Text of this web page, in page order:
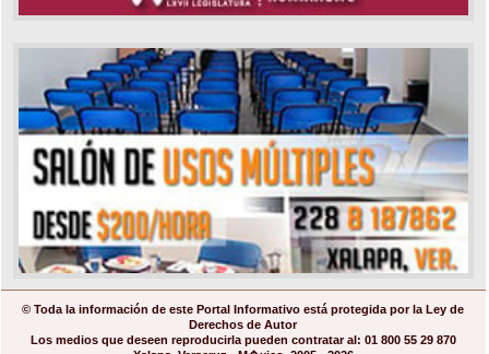
© Toda la información de este Portal Informativo está protegida por la Ley de
Derechos de Autor
Los medios que deseen reproducirla pueden contratar al: 01 800 55 29 870